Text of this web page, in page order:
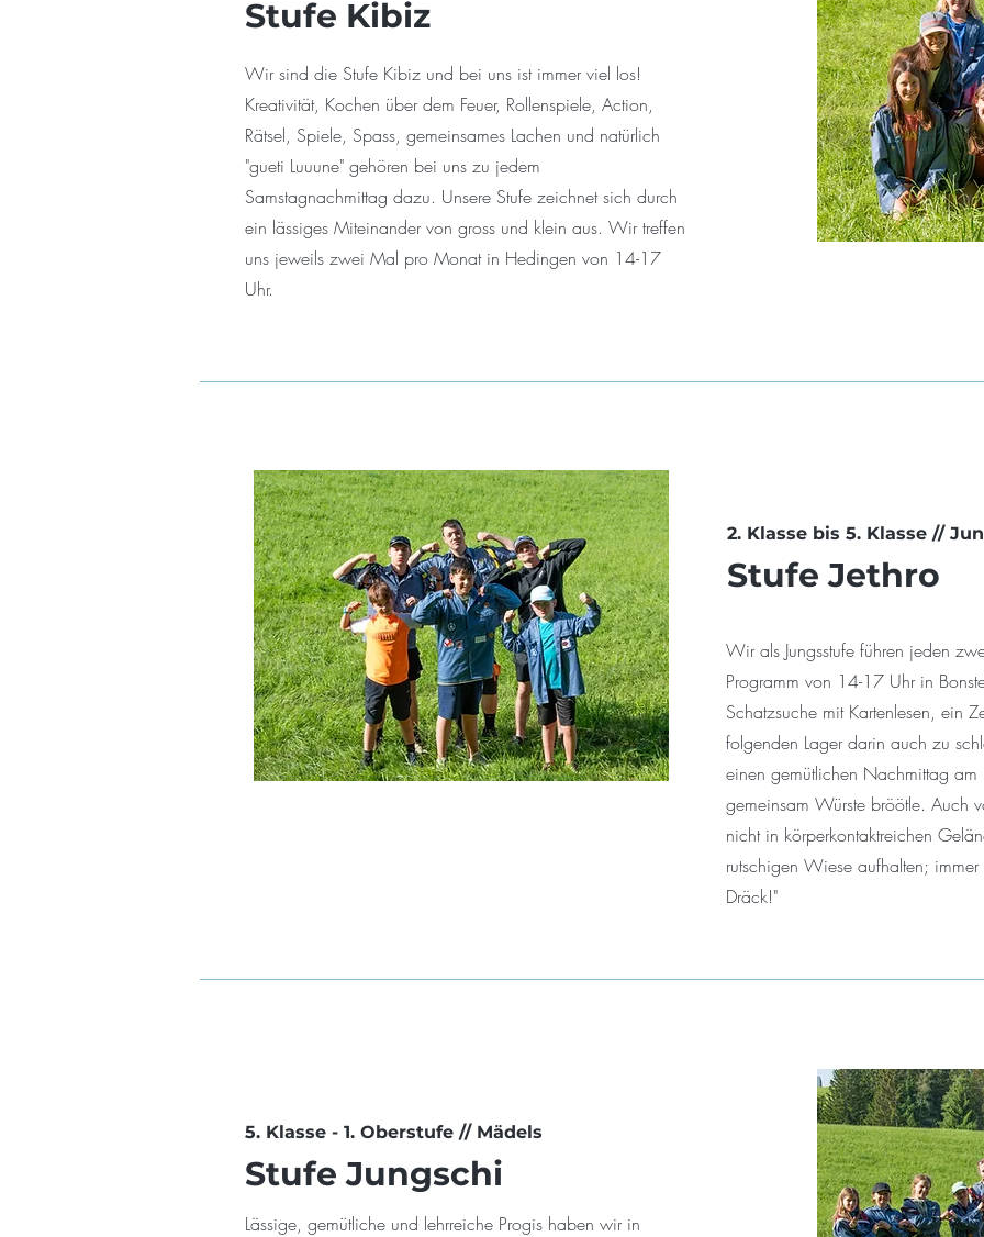
Stufe Kibiz
Wir sind die Stufe Kibiz und bei uns ist immer viel los!
Kreativität, Kochen über dem Feuer, Rollenspiele, Action,
Rätsel, Spiele, Spass, gemeinsames Lachen und natürlich
"gueti Luuune" gehören bei uns zu jedem
Samstagnachmittag dazu. Unsere Stufe zeichnet sich durch
ein lässiges Miteinander von gross und klein aus. Wir treffen
uns jeweils zwei Mal pro Monat in Hedingen von 14-17
Uhr.
2. Klasse bis 5. Klasse //
Stufe Jethro
Wir als Jungsstufe führen jeden
Programm von 14-17 Uhr in
Schatzsuche mit Kartenlesen, ein
folgenden Lager darin auch zu
einen gemütlichen Nachmittag am
gemeinsam Würste bröötle. Auch
nicht in körperkontaktreichen
rutschigen Wiese aufhalten;
Dräck!"
5. Klasse - 1. Oberstufe // Mädels
Stufe Jungschi
Lässige, gemütliche und lehrreiche Progis haben wir in